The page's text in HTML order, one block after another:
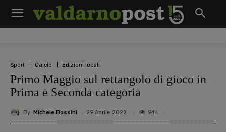
Sport Calcio Edizioni locali
Primo Maggio sul rettangolo di gioco in
Prima e Seconda categoria
By Michele Bossini 29 Aprile 2022 944